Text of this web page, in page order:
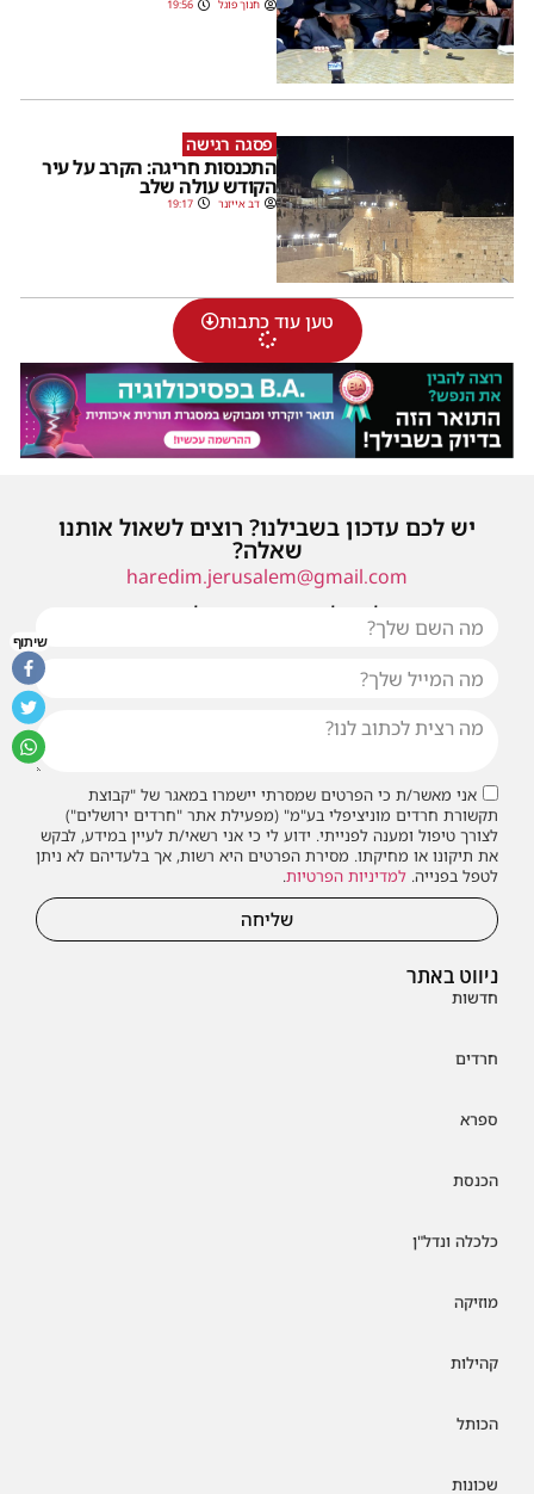
חנוך פוגל 19:56
פסגה רגישה
התכנסות חריגה: הקרב על עיר
הקודש עולה שלב
דב אייזנר 19:17
טען עוד כתבות
ניווט באתר
חדשות
חרדים
ספרא
הכנסת
כלכלה ונדל"ן
מוזיקה
קהילות
הכותל
שכונות
יש לכם עדכון בשבילנו? רוצים לשאול אותנו
שאלה?
haredim.jerusalem@gmail.com
או שילחו אלינו פנייה ונחזור אליכם בהקדם
אני מאשר/ת כי הפרטים שמסרתי יישמרו במאגר של "קבוצת
תקשורת חרדים מוניציפלי בע"מ" (מפעילת אתר "חרדים ירושלים")
לצורך טיפול ומענה לפנייתי. ידוע לי כי אני רשאי/ת לעיין במידע, לבקש
את תיקונו או מחיקתו. מסירת הפרטים היא רשות, אך בלעדיהם לא ניתן
לטפל בפנייה. למדיניות הפרטיות.
שליחה
שיתוף